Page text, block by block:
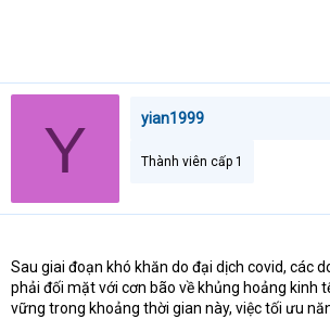
Y yian1999
Thành viên cấp 1
Sau giai đoạn khó khăn do đại dịch covid, các
phải đối mặt với cơn bão về khủng hoảng kinh
vững trong khoảng thời gian này, việc tối ưu